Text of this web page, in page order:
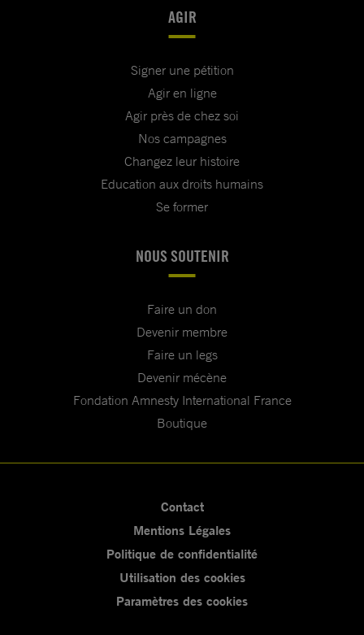
AGIR
Signer une pétition
Agir en ligne
Agir près de chez soi
Nos campagnes
Changez leur histoire
Education aux droits humains
Se former
NOUS SOUTENIR
Faire un don
Devenir membre
Faire un legs
Devenir mécène
Fondation Amnesty International France
Boutique
Contact
Mentions Légales
Politique de confidentialité
Utilisation des cookies
Paramètres des cookies